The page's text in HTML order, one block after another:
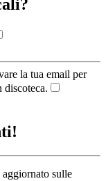
la tua email per
discoteca.
sulle